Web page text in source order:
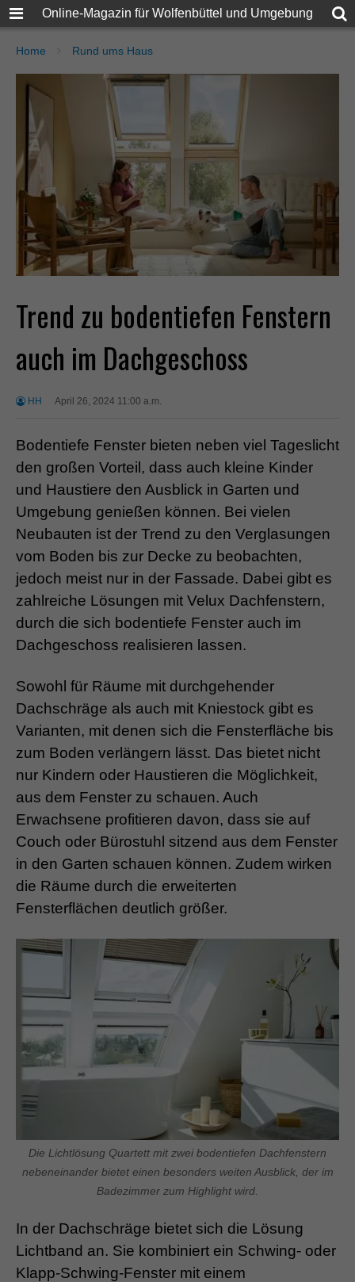
Online-Magazin für Wolfenbüttel und Umgebung
Home Rund ums Haus
Trend zu bodentiefen Fenstern
auch im Dachgeschoss
HH April 26, 2024 11:00 a.m.
Bodentiefe Fenster bieten neben viel Tageslicht
den großen Vorteil, dass auch kleine Kinder
und Haustiere den Ausblick in Garten und
Umgebung genießen können. Bei vielen
Neubauten ist der Trend zu den Verglasungen
vom Boden bis zur Decke zu beobachten,
jedoch meist nur in der Fassade. Dabei gibt es
zahlreiche Lösungen mit Velux Dachfenstern,
durch die sich bodentiefe Fenster auch im
Dachgeschoss realisieren lassen.
Sowohl für Räume mit durchgehender
Dachschräge als auch mit Kniestock gibt es
Varianten, mit denen sich die Fensterfläche bis
zum Boden verlängern lässt. Das bietet nicht
nur Kindern oder Haustieren die Möglichkeit,
aus dem Fenster zu schauen. Auch
Erwachsene profitieren davon, dass sie auf
Couch oder Bürostuhl sitzend aus dem Fenster
in den Garten schauen können. Zudem wirken
die Räume durch die erweiterten
Fensterflächen deutlich größer.
Die Lichtlösung Quartett mit zwei bodentiefen Dachfenstern
nebeneinander bietet einen besonders weiten Ausblick, der im
Badezimmer zum Highlight wird.
In der Dachschräge bietet sich die Lösung
Lichtband an. Sie kombiniert ein Schwing- oder
Klapp-Schwing-Fenster mit einem